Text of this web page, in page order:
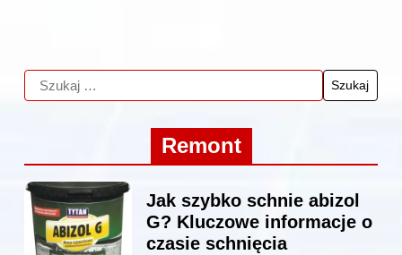
Remont
Jak szybko schnie abizol
G? Kluczowe informacje o
czasie schnięcia